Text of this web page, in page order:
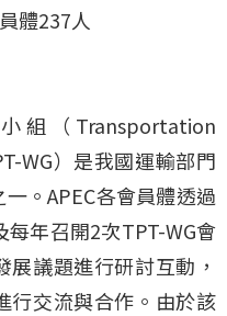
體237人
組（Transportation
WG）是我國運輸部門
。APEC各會員體透過
年召開2次TPT-WG會
議題進行研討互動，
行交流與合作。由於該